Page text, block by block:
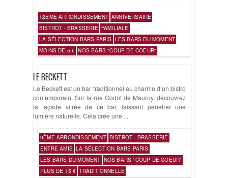
12ÈME ARRONDISSEMENT ANNIVERSAIRE
BISTROT - BRASSERIE FAMILIALE
LA SÉLECTION BARS PARIS LES BARS DU MOMENT
MOINS DE 5 € NOS BARS "COUP DE COEUR"
LE BECKETT
Le Beckett est un bar traditionnel au charme d’un bistro
contemporain. Sur la rue Godot de Mauroy, découvrez
la façade vitrée de ce bar, laissant pénétrer une
lumière naturelle. Cela crée une ...
9ÈME ARRONDISSEMENT BISTROT - BRASSERIE
ENTRE AMIS LA SÉLECTION BARS PARIS
LES BARS DU MOMENT NOS BARS "COUP DE COEUR"
PLUS DE 15 € TRADITIONNELLE